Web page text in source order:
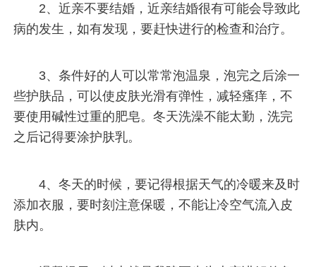
2、近亲不要结婚，近亲结婚很有可能会导致此
病的发生，如有发现，要赶快进行的检查和治疗。
3、条件好的人可以常常泡温泉，泡完之后涂一
些护肤品，可以使皮肤光滑有弹性，减轻瘙痒，不
要使用碱性过重的肥皂。冬天洗澡不能太勤，洗完
之后记得要涂护肤乳。
4、冬天的时候，要记得根据天气的冷暖来及时
添加衣服，要时刻注意保暖，不能让冷空气流入皮
肤内。